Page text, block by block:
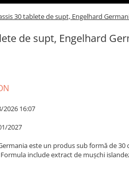
30 tablete de supt, Engelhard
de supt, Engelhard
2026 16:07
2027
este un produs sub formă de
include extract de mușchi